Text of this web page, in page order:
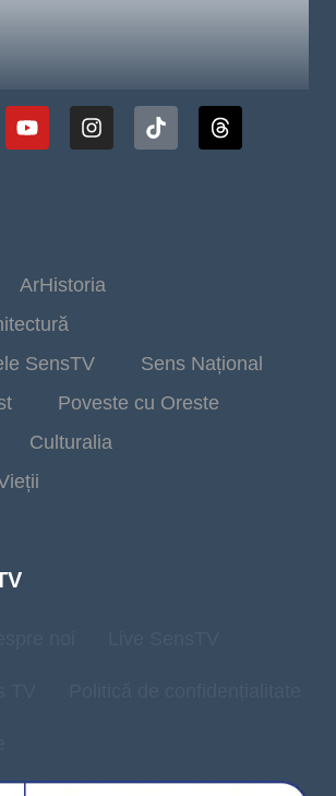
ArHistoria
SensTV
Sens Național
Poveste cu Oreste
Culturalia